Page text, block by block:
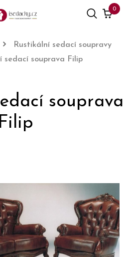
0
Rustikální sedací soupravy
sedací souprava Filip
souprava
Filip